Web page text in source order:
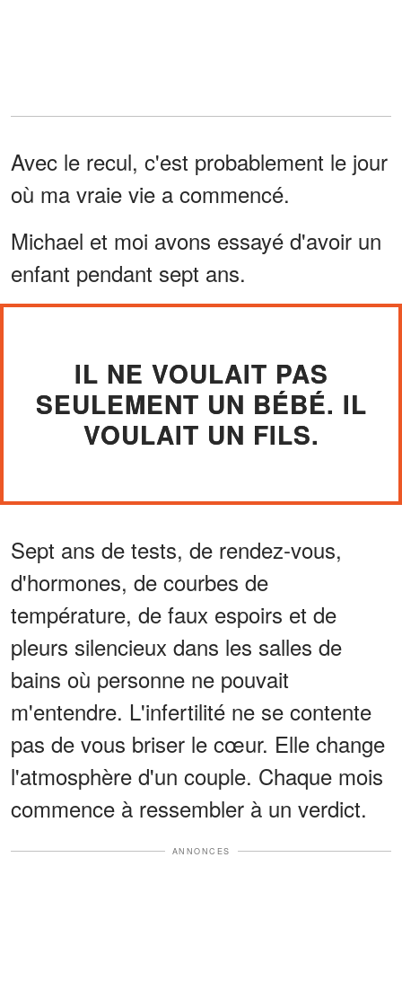
Avec le recul, c'est probablement le jour
où ma vraie vie a commencé.
Michael et moi avons essayé d'avoir un
enfant pendant sept ans.
IL NE VOULAIT PAS
SEULEMENT UN BÉBÉ. IL
VOULAIT UN FILS.
Sept ans de tests, de rendez-vous,
d'hormones, de courbes de
température, de faux espoirs et de
pleurs silencieux dans les salles de
bains où personne ne pouvait
m'entendre. L'infertilité ne se contente
pas de vous briser le cœur. Elle change
l'atmosphère d'un couple. Chaque mois
commence à ressembler à un verdict.
ANNONCES